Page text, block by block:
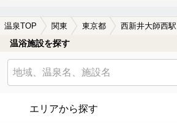
温泉TOP 関東 東京都 西新井大師西駅
温浴施設を探す
エリアから探す